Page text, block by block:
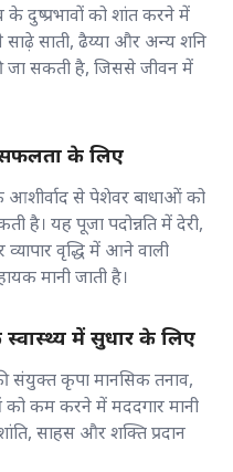
दुष्प्रभावों को शांत करने में
साती, ढैय्या और अन्य शनि
जा सकती है, जिससे जीवन में
सफलता के लिए
से पेशेवर बाधाओं को
है। यह पूजा पदोन्नति में देरी,
वृद्धि में आने वाली
मानी जाती है।
में सुधार के लिए
संयुक्त कृपा मानसिक तनाव,
कम करने में मददगार मानी
साहस और शक्ति प्रदान